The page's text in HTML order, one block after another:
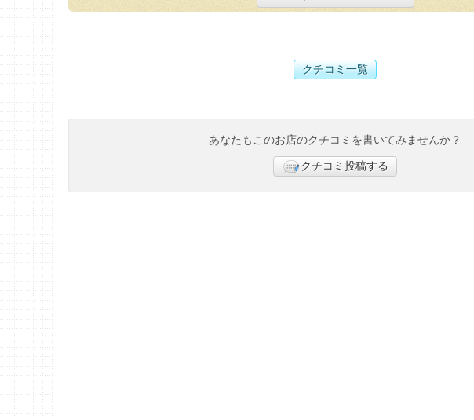
クチコミ一覧
あなたもこのお店のクチコミを書いてみませんか？
クチコミ投稿する